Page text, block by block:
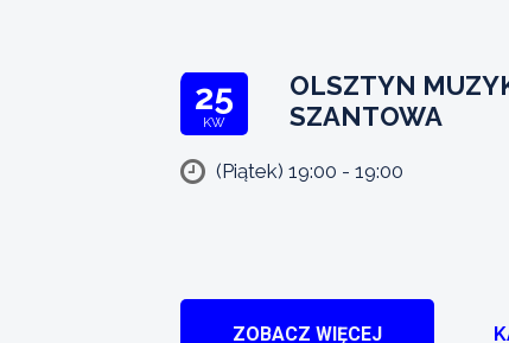
25
KW
OLSZTYN
SZANTOWA
(Piątek) 19:00 - 19:00
ZOBACZ WIĘCEJ